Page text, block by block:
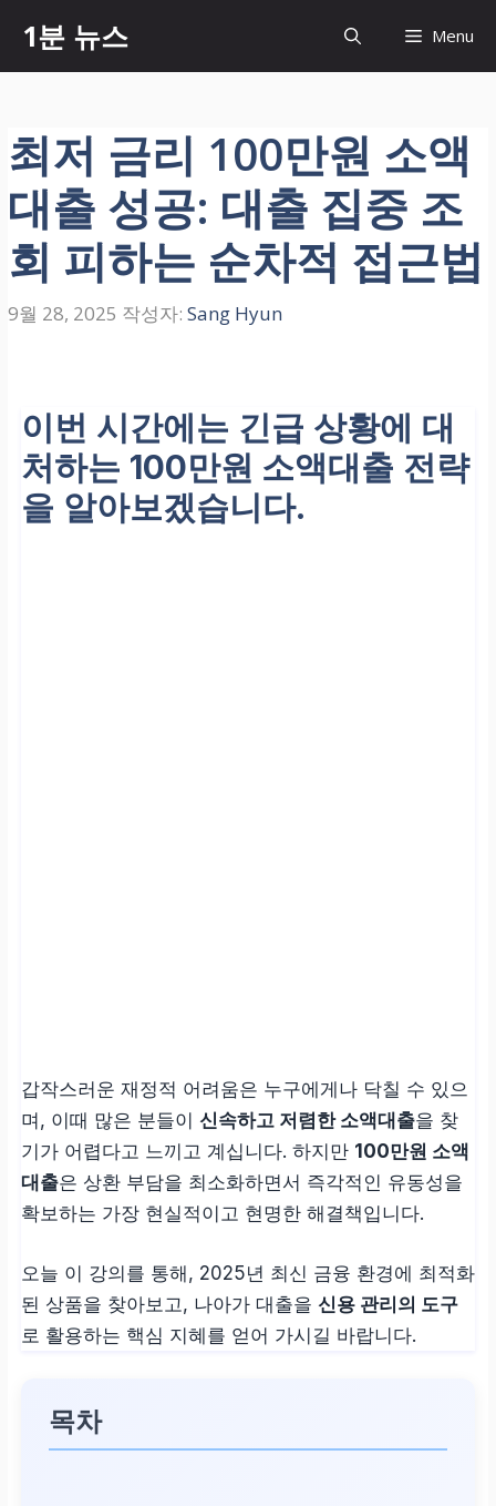
츠
너
뛰
기
1분 뉴스 Menu
최저 금리 100만원 소액
대출 성공: 대출 집중 조
회 피하는 순차적 접근법
9월 28, 2025 작성자: Sang Hyun
이번 시간에는 긴급 상황에 대
처하는 100만원 소액대출 전략
을 알아보겠습니다.
갑작스러운 재정적 어려움은 누구에게나 닥칠 수 있으
며, 이때 많은 분들이 신속하고 저렴한 소액대출을 찾
기가 어렵다고 느끼고 계십니다. 하지만 100만원 소액
대출은 상환 부담을 최소화하면서 즉각적인 유동성을
확보하는 가장 현실적이고 현명한 해결책입니다.
오늘 이 강의를 통해, 2025년 최신 금융 환경에 최적화
된 상품을 찾아보고, 나아가 대출을 신용 관리의 도구
로 활용하는 핵심 지혜를 얻어 가시길 바랍니다.
목차